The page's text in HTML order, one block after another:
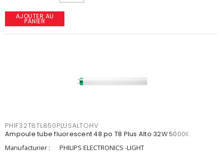
AJOUTER AU
PANIER
PHIF32T8TL850PLUSALTOHV
Ampoule tube fluorescent 48 po T8 Plus Alto 32W 5000K
Manufacturier :
PHILIPS ELECTRONICS -LIGHT